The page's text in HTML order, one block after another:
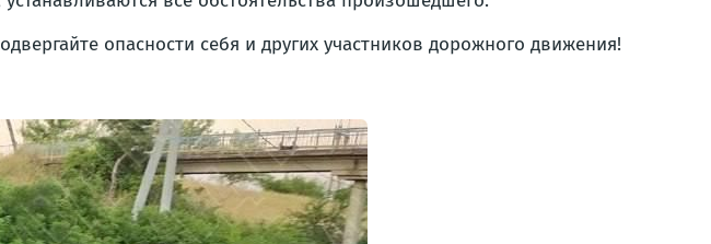
опасности себя и других участников дорожного движения!